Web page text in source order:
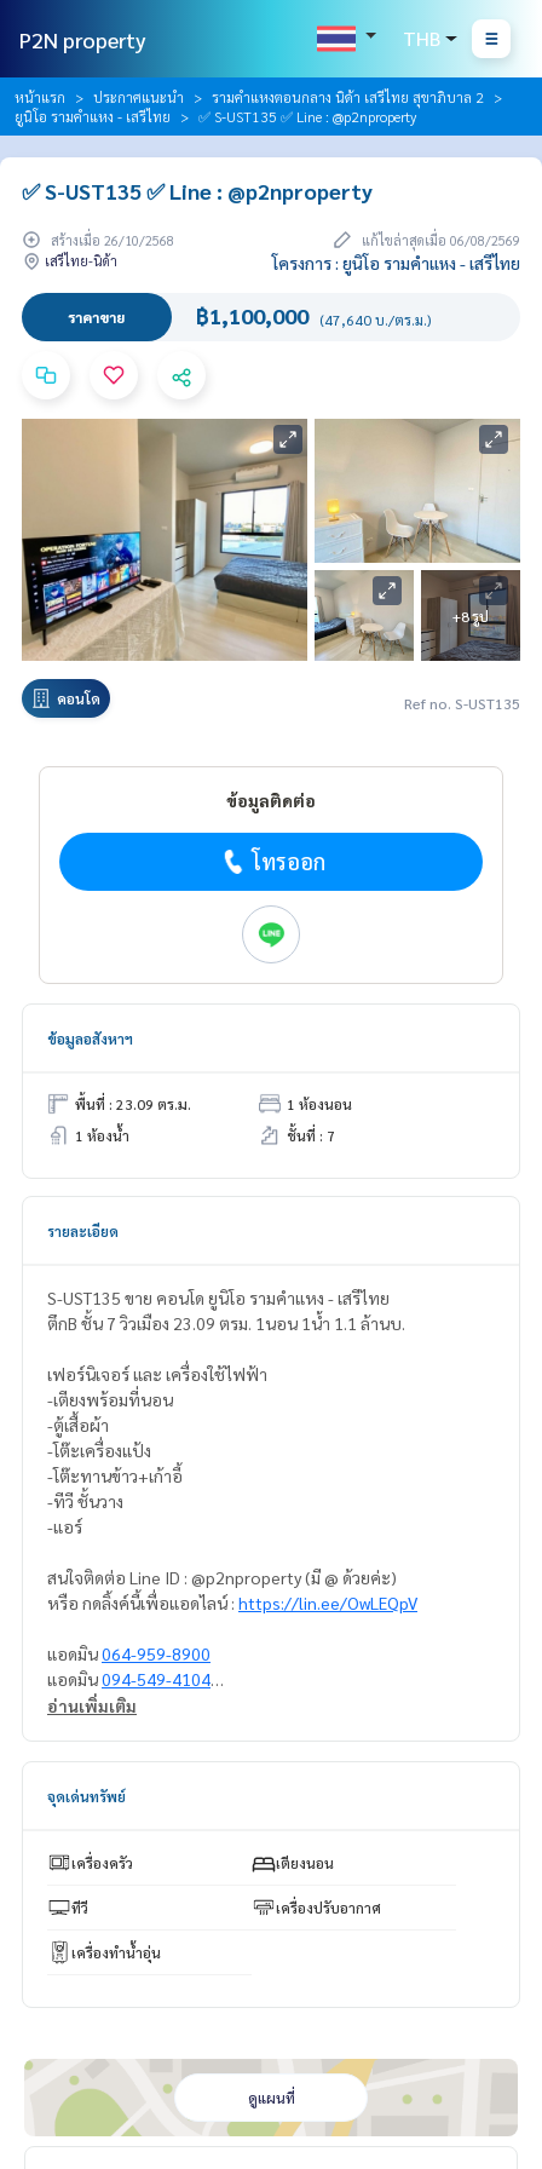
P2N property THB
หน้าแรก ประกาศแนะนำ
รามคำแหงตอนกลาง นิด้า เสรีไทย สุขาภิบาล 2
ยูนิโอ รามคำแหง - เสรีไทย
✅ S-UST135 ✅ Line : @p2nproperty
✅ S-UST135 ✅ Line : @p2nproperty
สร้างเมื่อ 26/10/2568
แก้ไขล่าสุดเมื่อ 06/08/2569
เสรีไทย-นิด้า
โครงการ : ยูนิโอ รามคำแหง - เสรีไทย
ราคาขาย ฿1,100,000 (47,640 บ./ตร.ม.)
+8 รูป
คอนโด Ref no. S-UST135
ข้อมูลติดต่อ
โทรออก
ข้อมูลอสังหาฯ
พื้นที่ : 23.09 ตร.ม.
1 ห้องนอน
1 ห้องน้ำ
ชั้นที่ : 7
รายละเอียด
S-UST135 ขาย คอนโด ยูนิโอ รามคำแหง - เสรีไทย
ตึกB ชั้น 7 วิวเมือง 23.09 ตรม. 1นอน 1น้ำ 1.1 ล้านบ.
เฟอร์นิเจอร์ และ เครื่องใช้ไฟฟ้า
-เตียงพร้อมที่นอน
-ตู้เสื้อผ้า
-โต๊ะเครื่องแป้ง
-โต๊ะทานข้าว+เก้าอี้
-ทีวี ชั้นวาง
-แอร์
สนใจติดต่อ Line ID : @p2nproperty (มี @ ด้วยค่ะ)
หรือ กดลิ้งค์นี้เพื่อแอดไลน์ : https://lin.ee/OwLEQpV
แอดมิน064-959-8900
แอดมิน094-549-4104
** รับฝาก ขาย-เช่า คอนโด บ้าน ที่ดิน และอสังหาริมทรัพย์ทุกชนิ
อ่านเพิ่มเติม
จุดเด่นทรัพย์
เครื่องครัว เตียงนอน
ทีวี เครื่องปรับอากาศ
เครื่องทำน้ำอุ่น
ดูแผนที่